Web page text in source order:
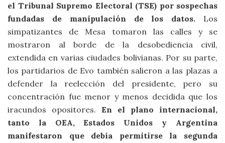
el Tribunal Supremo Electoral (TSE) por sospechas
fundadas de manipulación de los datos. Los
simpatizantes de Mesa tomaron las calles y se
mostraron al borde de la desobediencia civil,
extendida en varias ciudades bolivianas. Por su parte,
los partidarios de Evo también salieron a las plazas a
defender la reelección del presidente, pero su
concentración fue menor y menos decidida que los
iracundos opositores. En el plano internacional,
tanto la OEA, Estados Unidos y Argentina
manifestaron que debía permitirse la segunda